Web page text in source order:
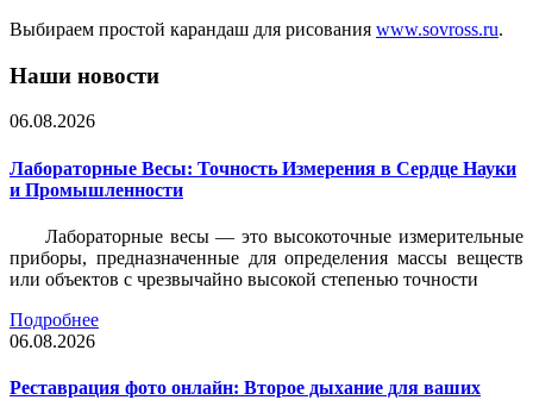
Выбираем простой карандаш для рисования www.sovross.ru.
Наши новости
06.08.2026
Лабораторные Весы: Точность Измерения в Сердце Науки
и Промышленности
Лабораторные весы — это высокоточные измерительные
приборы, предназначенные для определения массы веществ
или объектов с чрезвычайно высокой степенью точности
Подробнее
06.08.2026
Реставрация фото онлайн: Второе дыхание для ваших